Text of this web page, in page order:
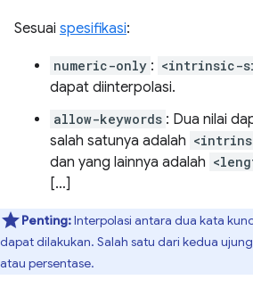
Sesuai spesifikasi:
numeric-only : <intrinsic-
dapat diinterpolasi.
allow-keywords : Dua nilai
salah satunya adalah
dan yang lainnya adalah
[…]
Penting:Interpolasi antara dua kata
dapat dilakukan. Salah satu dari kedua
atau persentase.